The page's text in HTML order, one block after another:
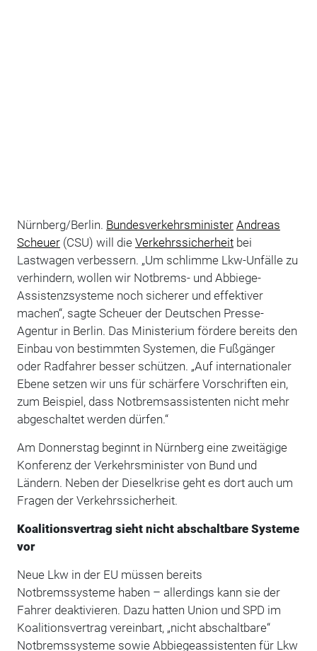
Nürnberg/Berlin. Bundesverkehrsminister Andreas
Scheuer(CSU) will die Verkehrssicherheitbei
Lastwagen verbessern. „Um schlimme Lkw-Unfälle zu
verhindern, wollen wir Notbrems- und Abbiege-
Assistenzsysteme noch sicherer und effektiver
machen“, sagte Scheuer der Deutschen Presse-
Agentur in Berlin. Das Ministerium fördere bereits den
Einbau von bestimmten Systemen, die Fußgänger
oder Radfahrer besser schützen. „Auf internationaler
Ebene setzen wir uns für schärfere Vorschriften ein,
zum Beispiel, dass Notbremsassistenten nicht mehr
abgeschaltet werden dürfen.“
Am Donnerstag beginnt in Nürnberg eine zweitägige
Konferenz der Verkehrsminister von Bund und
Ländern. Neben der Dieselkrise geht es dort auch um
Fragen der Verkehrssicherheit.
Koalitionsvertrag sieht nicht abschaltbare Systeme
vor
Neue Lkw in der EU müssen bereits
Notbremssysteme haben – allerdings kann sie der
Fahrer deaktivieren. Dazu hatten Union und SPD im
Koalitionsvertrag vereinbart, „nicht abschaltbare“
Notbremssysteme sowie Abbiegeassistenten für Lkw